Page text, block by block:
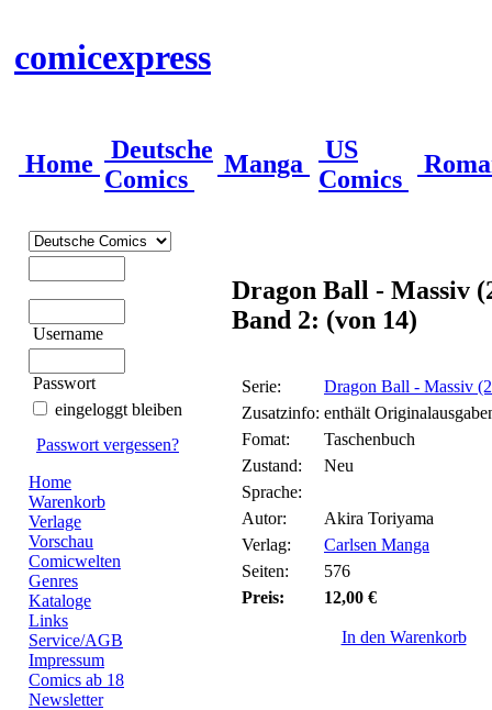
comicexpress
Home
Deutsche
Comics
Manga
US
Comics
Username
Passwort
eingeloggt bleiben
Passwort vergessen?
Home
Warenkorb
Verlage
Vorschau
Comicwelten
Genres
Kataloge
Links
Service/AGB
Impressum
Comics ab 18
Newsletter
Dragon Ball - Massiv
Band 2: (von 14)
Serie:
Dragon Ball - Massiv
Zusatzinfo: enthält
Fomat:
Taschenbuch
Zustand:
Neu
Sprache:
Autor:
Akira Toriyama
Verlag:
Carlsen Manga
Seiten:
576
Preis:
12,00 €
In den Warenkorb